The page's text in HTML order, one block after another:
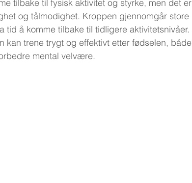
tilbake til fysisk aktivitet og styrke, men det er
og tålmodighet. Kroppen gjennomgår store
å komme tilbake til tidligere aktivitetsnivåer.
kan trene trygt og effektivt etter fødselen, både
mental velvære.